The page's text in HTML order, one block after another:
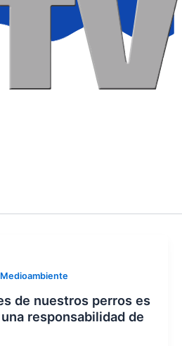
Medioambiente
de nuestros perros es
responsabilidad de